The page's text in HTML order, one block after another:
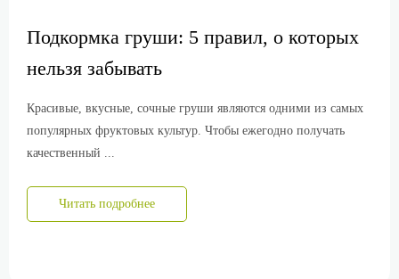
Подкормка груши: 5 правил, о которых
нельзя забывать
Красивые, вкусные, сочные груши являются одними из самых
популярных фруктовых культур. Чтобы ежегодно получать
качественный ...
Читать подробнее